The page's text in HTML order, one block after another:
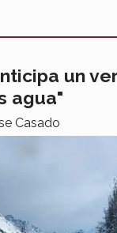
un
agua"
Casado